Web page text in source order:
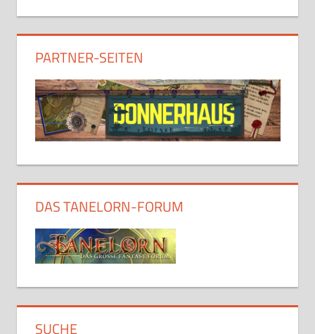
PARTNER-SEITEN
DAS TANELORN-FORUM
SUCHE